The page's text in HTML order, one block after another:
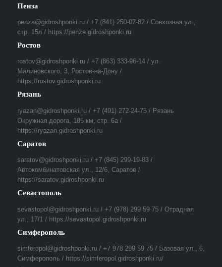
Пенза
penza@gidroshponki.ru / +7 (841) 250-07-82 / Совхозная ул.,
стр. 15л / https://penza.gidroshponki.ru
Ростов
rostov@gidroshponki.ru / +7 (863) 333-96-14 / ул.
Малиновского, 3, Ростов-на-Дону /
https://rostov.gidroshponki.ru
Рязань
ryazan@gidroshponki.ru / +7 (491) 272-24-75 / Рязань
Окружная дорога, 185 км, стр. 6а /
https://ryazan.gidroshponki.ru
Саратов
saratov@gidroshponki.ru / +7 (845) 299-19-83 /
Автокомбинатовская ул., 12/6, Саратов /
https://saratov.gidroshponki.ru
Севастополь
sevastopol@gidroshponki.ru / +7 (978) 299 59 75 / Отрадная
ул., 17/1 / https://sevastopol.gidroshponki.ru
Симферополь
simferopol@gidroshponki.ru / +7 978 299 59 75 / Базовая ул., 6,
Симферополь / https://simferopol.gidroshponki.ru/